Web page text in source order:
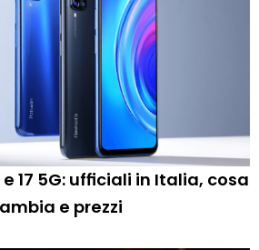
17 5G: ufficiali in Italia, cosa
e prezzi